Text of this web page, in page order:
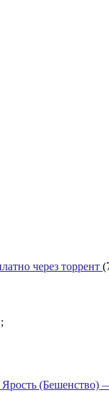
через торрент
Ярость (Бешенство)